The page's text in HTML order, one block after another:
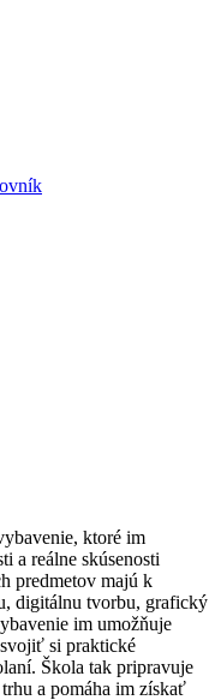
ktoré im
a reálne skúsenosti
predmetov majú k
digitálnu tvorbu, grafický
im umožňuje
si praktické
Škola tak pripravuje
a pomáha im získať